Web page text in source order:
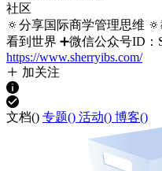
社区
🔅分享国际商学管理思维
看到世界 ➕微信公众号ID：
https://www.sherryibs.com/
加关注
文档() 专题() 活动() 博客()